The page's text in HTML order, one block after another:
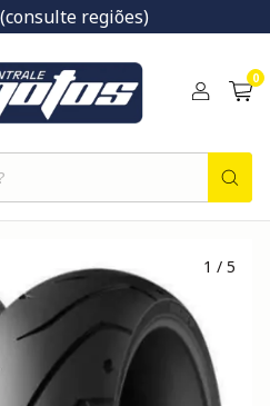
regiões)
0
1 / 5